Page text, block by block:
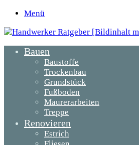
Menü
Bauen
Baustoffe
Trockenbau
Grundstück
Fußboden
Maurerarbeiten
Treppe
Renovieren
Estrich